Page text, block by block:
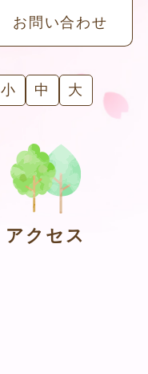
お問い合わせ
小 中 大
アクセス